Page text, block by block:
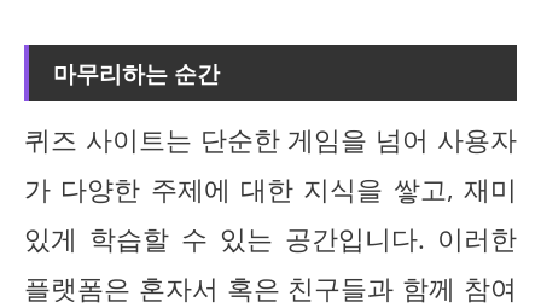
마무리하는 순간
퀴즈 사이트는 단순한 게임을 넘어 사용자
가 다양한 주제에 대한 지식을 쌓고, 재미
있게 학습할 수 있는 공간입니다. 이러한
플랫폼은 혼자서 혹은 친구들과 함께 참여